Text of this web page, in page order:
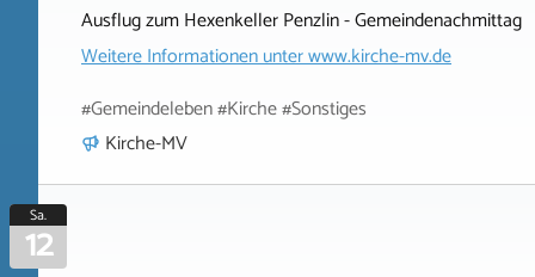
Ausflug zum Hexenkeller Penzlin - Gemeindenachmittag
Weitere Informationen unterwww.kirche-mv.de
#Gemeindeleben #Kirche #Sonstiges
Kirche-MV
Sa.
12